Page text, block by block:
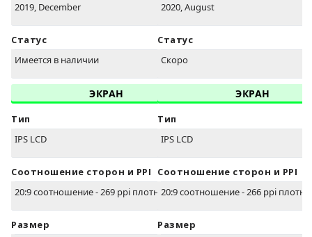
2019, December
Статус
Имеется в наличии
ЭКРАН
Тип
IPS LCD
Соотношение сторон и PPI
20:9 соотношение - 269 ppi плотность
Размер
2020, August
Статус
Скоро
ЭКРАН
Тип
IPS LCD
Соотношение сторон и PPI
20:9 соотношение - 266 ppi
Размер